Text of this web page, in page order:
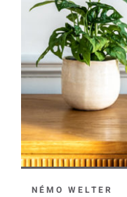
NÉMO WELTER